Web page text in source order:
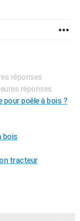
réponses
réponses
pour poêle à bois ?
bois
tracteur